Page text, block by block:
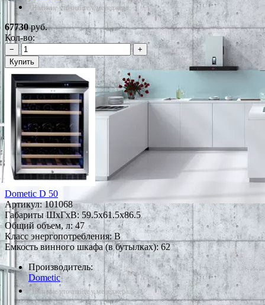
*Наличие уточняйте у менеджера
67730руб.
Кол-во:
−
+
Купить
Dometic D 50
Артикул:101068
Габариты ШxГxВ: 59.5x61.5x86.5
Общий объем, л: 47
Класс энергопотребления: B
Емкость винного шкафа (в бутылках): 62
Производитель:
Dometic
*Наличие уточняйте у менеджера